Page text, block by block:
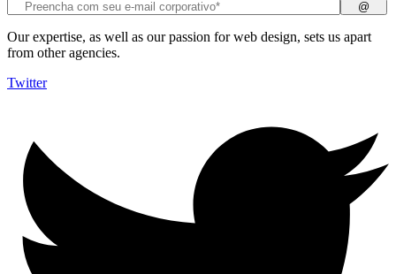
Our expertise, as well as our passion for web design, sets us apart
from other agencies.
Twitter